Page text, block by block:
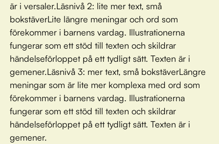
är i versaler.Läsnivå 2: lite mer text, små
bokstäverLite längre meningar och ord som
förekommer i barnens vardag. Illustrationerna
fungerar som ett stöd till texten och skildrar
händelseförloppet på ett tydligt sätt. Texten är i
gemener.Läsnivå 3: mer text, små bokstäverLängre
meningar som är lite mer komplexa med ord som
förekommer i barnens vardag. Illustrationerna
fungerar som ett stöd till texten och skildrar
händelseförloppet på ett tydligt sätt. Texten är i
gemener.